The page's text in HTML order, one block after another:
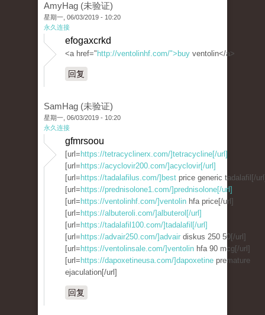
AmyHag (未验证)
星期一, 06/03/2019 - 10:20
永久连接
efogaxcrkd
<a href=" http://ventolinhf.com/">buy ventolin</a>
回复
SamHag (未验证)
星期一, 06/03/2019 - 10:20
永久连接
gfmrsoou
[url= https://tetracyclinerx.com/]tetracycline[/url]
[url= https://acyclovir200.com/]acyclovir[/url]
[url= https://tadalafilus.com/]best price generic tadalafil[/
[url= https://prednisolone1.com/]prednisolone[/url]
[url= https://ventolinhf.com/]ventolin hfa price[/url]
[url= https://albuteroli.com/]albuterol[/url]
[url= https://tadalafil100.com/]tadalafil[/url]
[url= https://advair250.com/]advair diskus 250 50[/url]
[url= https://ventolinsale.com/]ventolin hfa 90 mcg[/url]
[url= https://dapoxetineusa.com/]dapoxetine premature
ejaculation[/url]
回复